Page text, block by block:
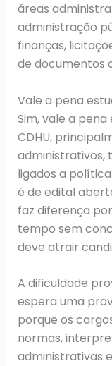
áreas
administração
finanças,
de documentos
Vale a pena
Sim, vale a
CDHU,
administrativos,
ligados a
é de edital
faz diferença
tempo sem
deve atrair
A dificuldade
espera uma
porque os
normas,
administrativas